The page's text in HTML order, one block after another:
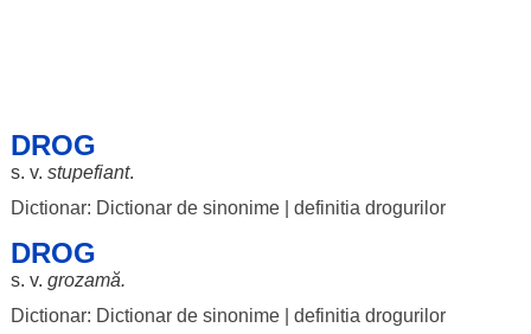
DROG
s. v. stupefiant.
Dictionar: Dictionar de sinonime| definitia drogurilor
DROG
s. v. grozamă.
Dictionar: Dictionar de sinonime| definitia drogurilor